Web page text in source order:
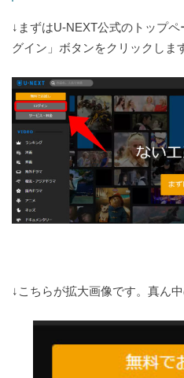
↓まずはU-NEXT公式のトップ
グイン」ボタンをクリックしま
↓こちらが拡大画像です。真ん中